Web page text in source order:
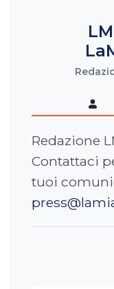
Redazione
Contattaci
tuoi